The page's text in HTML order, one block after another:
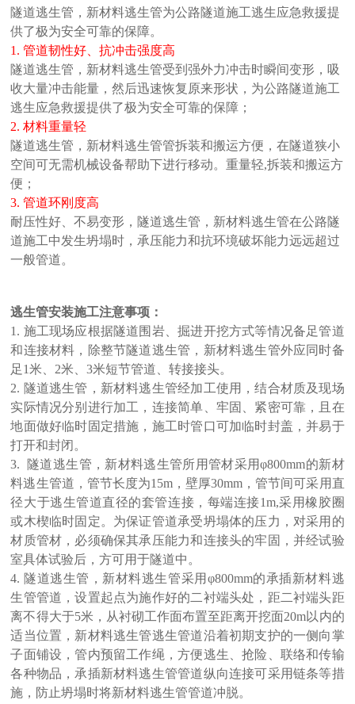
隧道逃生管， 新材料逃生管为公路隧道施工逃生应急救援提
供了极为安全可靠的保障。
1. 管道韧性好、抗冲击强度高
隧道逃生管， 新材料逃生管受到强外力冲击时瞬间变形，吸
收大量冲击能量，然后迅速恢复原来形状，为公路隧道施工
逃生应急救援提供了极为安全可靠的保障；
2. 材料重量轻
隧道逃生管， 新材料逃生管管拆装和搬运方便，在隧道狭小
空间可无需机械设备帮助下进行移动。重量轻,拆装和搬运方
便；
3. 管道环刚度高
耐压性好、不易变形，隧道逃生管， 新材料逃生管在公路隧
道施工中发生坍塌时，承压能力和抗环境破坏能力远远超过
一般管道。
逃生管安装施工注意事项：
1. 施工现场应根据隧道围岩、掘进开挖方式等情况备足管道
和连接材料，除整节隧道逃生管， 新材料逃生管外应同时备
足1米、2米、3米短节管道、转接接头。
2. 隧道逃生管， 新材料逃生管经加工使用，结合材质及现场
实际情况分别进行加工，连接简单、牢固、紧密可靠，且在
地面做好临时固定措施，施工时管口可加临时封盖，并易于
打开和封闭。
3. 隧道逃生管， 新材料逃生管所用管材采用φ800mm的新材
料逃生管道，管节长度为15m，壁厚30mm，管节间可采用直
径大于逃生管道直径的套管连接，每端连接1m,采用橡胶圈
或木楔临时固定。为保证管道承受坍塌体的压力，对采用的
材质管材，必须确保其承压能力和连接头的牢固，并经试验
室具体试验后，方可用于隧道中。
4. 隧道逃生管， 新材料逃生管采用φ800mm的承插新材料逃
生管管道，设置起点为施作好的二衬端头处，距二衬端头距
离不得大于5米，从衬砌工作面布置至距离开挖面20m以内的
适当位置， 新材料逃生管逃生管道沿着初期支护的一侧向掌
子面铺设，管内预留工作绳，方便逃生、抢险、联络和传输
各种物品，承插新材料逃生管管道纵向连接可采用链条等措
施，防止坍塌时将新材料逃生管管道冲脱。